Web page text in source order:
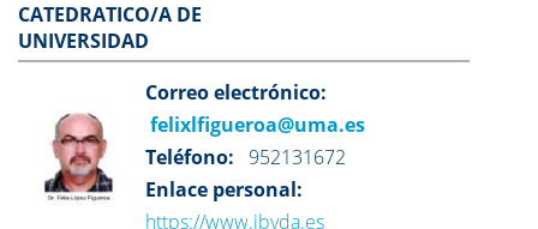
CATEDRATICO/A DE
UNIVERSIDAD
Correo electrónico:
felixlfigueroa@uma.es
Teléfono: 952131672
Enlace personal:
https://www.ibyda.es